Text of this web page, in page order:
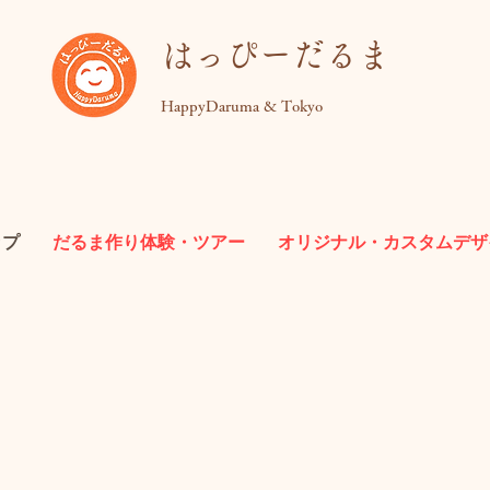
​はっぴーだるま
HappyDaruma & Tokyo
だるま作り体験・ツアー オリジナル・カスタムデ